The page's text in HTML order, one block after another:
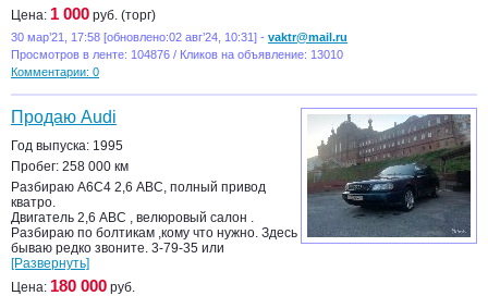
Цена: 1 000 руб. (торг)
30 мар’21, 17:58 [обновлено:02 авг’24, 10:31] - vaktr@mail.ru
Просмотров в ленте: 104876 / Кликов на объявление: 13010
Комментарии: 0
Продаю Audi
Год выпуска: 1995
Пробег: 258 000 км
Разбираю А6С4 2,6 АВС, полный привод
кватро.
Двигатель 2,6 АВС , велюровый салон .
Разбираю по болтикам ,кому что нужно. Здесь
бываю редко звоните. 3-79-35 или
[Развернуть]
Цена: 180 000 руб.